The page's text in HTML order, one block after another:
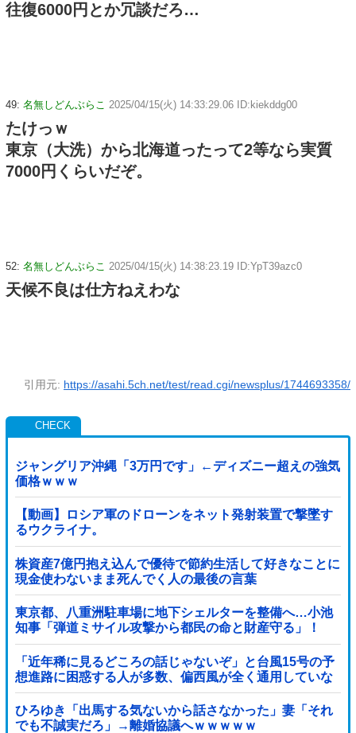
往復6000円とか冗談だろ…
49: 名無しどんぶらこ 2025/04/15(火) 14:33:29.06 ID:kiekddg00
たけっｗ
東京（大洗）から北海道ったって2等なら実質
7000円くらいだぞ。
52: 名無しどんぶらこ 2025/04/15(火) 14:38:23.19 ID:YpT39azc0
天候不良は仕方ねえわな
引用元: https://asahi.5ch.net/test/read.cgi/newsplus/1744693358/
ジャングリア沖縄「3万円です」←ディズニー超えの強気
価格ｗｗｗ
【動画】ロシア軍のドローンをネット発射装置で撃墜す
るウクライナ。
株資産7億円抱え込んで優待で節約生活して好きなことに
現金使わないまま死んでく人の最後の言葉
東京都、八重洲駐車場に地下シェルターを整備へ…小池
知事「弾道ミサイル攻撃から都民の命と財産守る」！
「近年稀に見るどころの話じゃないぞ」と台風15号の予
想進路に困惑する人が多数、偏西風が全く通用していな
いんだけど……他
ひろゆき「出馬する気ないから話さなかった」妻「それ
でも不誠実だろ」→離婚協議へｗｗｗｗｗ